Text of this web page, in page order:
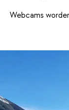
Webcams